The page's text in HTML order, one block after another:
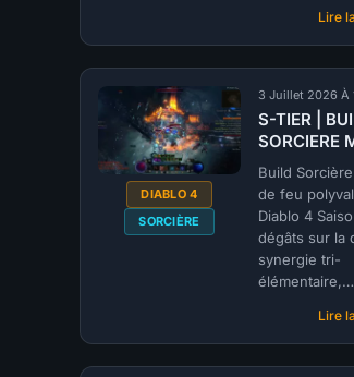
SSF par
Lire
:
S-
TIER
|
BUILD
de
Morts
DIABLO 4
SORCIÈRE
3 Juillet 2026 À
S-TIER |
SORCIERE
feu
SAISON 14
Build
de feu
Diablo 4
dégâts sur la
synergie tri-
élémentaire,
Endgame par
Lire
:
S-
TIER